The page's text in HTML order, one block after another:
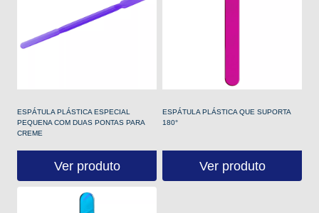
ESPÁTULA PLÁSTICA ESPECIAL
PEQUENA COM DUAS PONTAS PARA
CREME
Ver produto
ESPÁTULA PLÁSTICA QUE SUPORTA
180°
Ver produto